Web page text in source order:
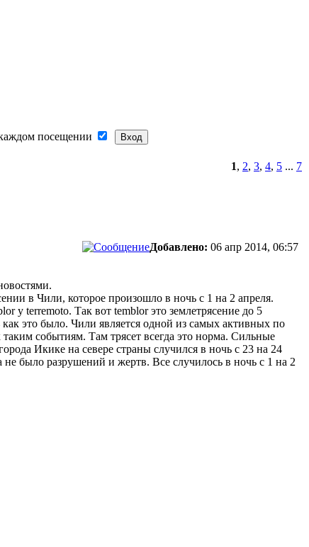
посещении
1, 2, 3, 4, 5 ... 7
Добавлено: 06 апр 2014, 06:57
в Чили, которое произошло в ночь с 1 на 2 апреля.
y terremoto. Так вот temblor это землетрясение до 5
это было. Чили является одной из самых активных по
событиям. Там трясет всегда это норма. Сильные
Икике на севере страны случился в ночь с 23 на 24
было разрушений и жертв. Все случилось в ночь с 1 на 2